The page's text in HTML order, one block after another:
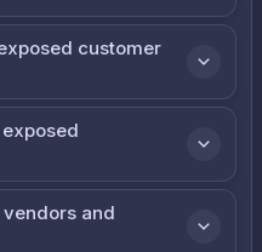
customer
and